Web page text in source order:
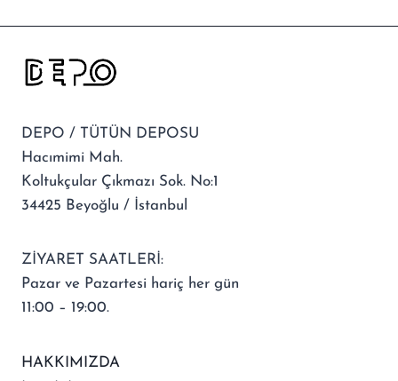
DEPO / TÜTÜN DEPOSU
Hacımimi Mah.
Koltukçular Çıkmazı Sok. No:1
34425 Beyoğlu / İstanbul
ZİYARET SAATLERİ:
Pazar ve Pazartesi hariç her gün
11:00 – 19:00.
HAKKIMIZDA